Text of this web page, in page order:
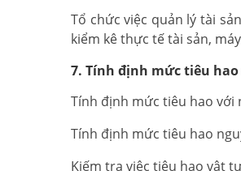
Tổ chức việc quản lý tài
kiểm kê thực tế tài sản,
7. Tính định mức tiêu
Tính định mức tiêu hao với
Tính định mức tiêu hao
Kiếm tra việc tiêu hao vật